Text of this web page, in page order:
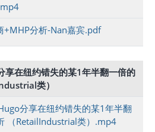
分析-Nan嘉宾.pdf
在纽约错失的某1年半翻一倍的
类）
分享在纽约错失的某1年半翻
（RetailIndustrial类）.mp4